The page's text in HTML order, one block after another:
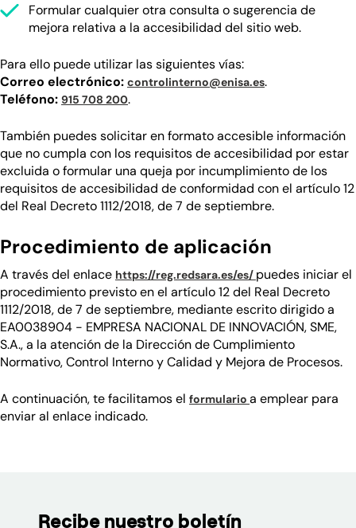
Formular cualquier otra consulta o sugerencia de
mejora relativa a la accesibilidad del sitio web.
Para ello puede utilizar las siguientes vías:
Correo electrónico: controlinterno@enisa.es.
Teléfono: 915 708 200.
También puedes solicitar en formato accesible información
que no cumpla con los requisitos de accesibilidad por estar
excluida o formular una queja por incumplimiento de los
requisitos de accesibilidad de conformidad con el artículo 12
del Real Decreto 1112/2018, de 7 de septiembre.
Procedimiento de aplicación
A través del enlace https://reg.redsara.es/es/ (se abre en una
(se abre en una
puedes iniciar el
procedimiento previsto en el artículo 12 del Real Decreto
1112/2018, de 7 de septiembre, mediante escrito dirigido a
EA0038904 - EMPRESA NACIONAL DE INNOVACIÓN, SME,
S.A., a la atención de la Dirección de Cumplimiento
Normativo, Control Interno y Calidad y Mejora de Procesos.
A continuación, te facilitamos el formulario (se abre en una
(se abre en una
a emplear para
enviar al enlace indicado.
Recibe nuestro boletín